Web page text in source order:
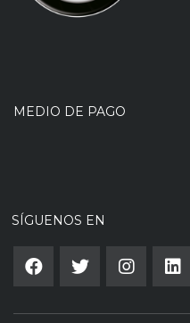
MEDIO DE PAGO
SÍGUENOS EN